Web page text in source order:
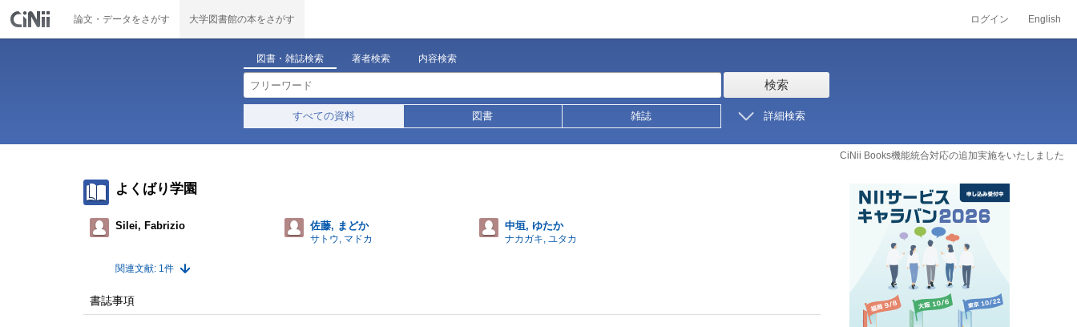
論文・データをさがす 大学図書館の本をさがす ログイン English
図書・雑誌検索 著者検索 内容検索
検索
すべての資料 図書 雑誌 詳細検索
CiNii Books機能統合対応の追加実施をいたしました
よくばり学園
Silei, Fabrizio 佐藤, まどか
サトウ, マドカ
中垣, ゆたか
ナカガキ, ユタカ
関連文献: 1件
書誌事項